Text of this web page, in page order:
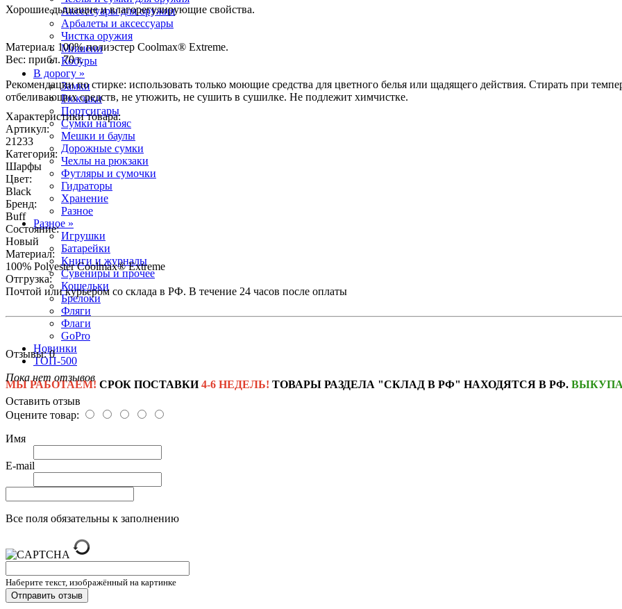
Аксессуары для оружия
Арбалеты и аксессуары
Чистка оружия
Мишени
Кобуры
В дорогу »
Замки
Рюкзаки
Портсигары
Сумки на пояс
Мешки и баулы
Дорожные сумки
Чехлы на рюкзаки
Футляры и сумочки
Гидраторы
Хранение
Разное
Разное »
Игрушки
Батарейки
Книги и журналы
Сувениры и прочее
Кошельки
Брелоки
Фляги
Флаги
GoPro
Новинки
ТОП-500
МЫ РАБОТАЕМ! СРОК ПОСТАВКИ4-6 НЕДЕЛЬ! ТОВАРЫ РАЗДЕЛА "СКЛАД В РФ" НАХОДЯТСЯ В РФ.
Хорошие дышащие и влагорегулирующие свойства.
Материал: 100% полиэстер Coolmax® Extreme.
Вес: прибл. 70 г.
Рекомендации по стирке: использовать только моющие средства для цветного белья или щадящего действия. Стирать при
отбеливающих средств, не утюжить, не сушить в сушилке. Не подлежит химчистке.
Характеристики товара:
Артикул:
21233
Категория:
Шарфы
Цвет:
Black
Бренд:
Buff
Состояние:
Новый
Материал:
100% Polyester Coolmax® Extreme
Отгрузка:
Почтой или курьером со склада в РФ. В течение 24 часов после оплаты
Отзывы: 0
Пока нет отзывов
Оставить отзыв
Оцените товар:
Имя
E-mail
Все поля обязательны к заполнению
Наберите текст, изображённый на картинке